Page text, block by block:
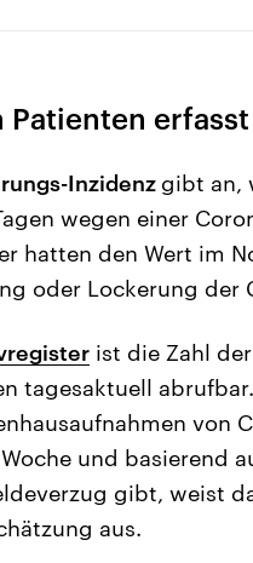
Patienten
Inzidenz gibt an,
wegen einer
hatten den Wert im
oder Lockerung der
ist die Zahl
tagesaktuell
von
und basierend
gibt, weist
aus.